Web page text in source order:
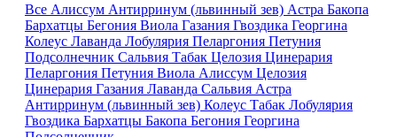
Все Алиссум Антирринум (львинный зев) Астра Бакопа
Бархатцы Бегония Виола Газания Гвоздика Георгина
Колеус Лаванда Лобулярия Пеларгония Петуния
Подсолнечник Сальвия Табак Целозия Цинерария
Пеларгония Петуния Виола Алиссум Целозия
Цинерария Газания Лаванда Сальвия Астра
Антирринум (львинный зев) Колеус Табак Лобулярия
Гвоздика Бархатцы Бакопа Бегония Георгина